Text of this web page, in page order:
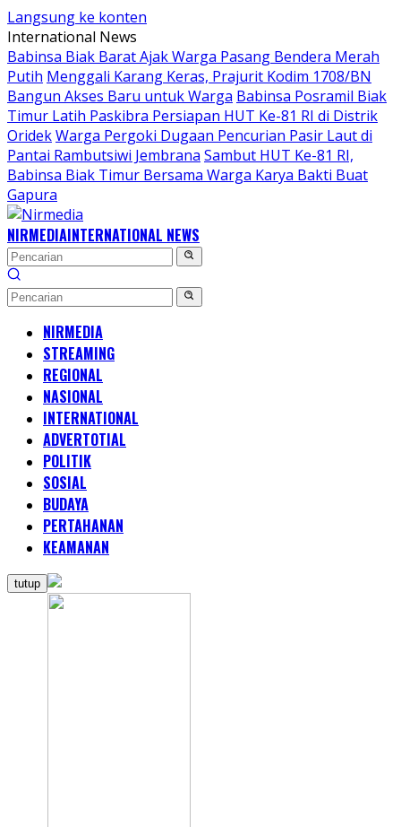
Langsung ke konten
International News
Babinsa Biak Barat Ajak Warga Pasang Bendera Merah
Putih Menggali Karang Keras, Prajurit Kodim 1708/BN
Bangun Akses Baru untuk Warga Babinsa Posramil Biak
Timur Latih Paskibra Persiapan HUT Ke-81 RI di Distrik
OridekWarga Pergoki Dugaan Pencurian Pasir Laut di
Pantai Rambutsiwi Jembrana Sambut HUT Ke-81 RI,
Babinsa Biak Timur Bersama Warga Karya Bakti Buat
Gapura
NIRMEDIAINTERNATIONAL NEWS
NIRMEDIA
STREAMING
REGIONAL
NASIONAL
INTERNATIONAL
ADVERTOTIAL
POLITIK
SOSIAL
BUDAYA
PERTAHANAN
KEAMANAN
tutup